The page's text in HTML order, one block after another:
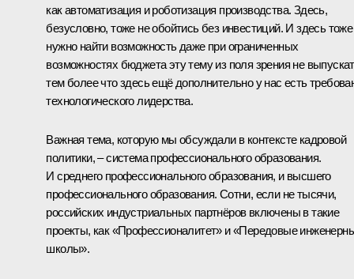
как автоматизация и роботизация производства. Здесь,
безусловно, тоже не обойтись без инвестиций. И здесь тоже
нужно найти возможность даже при ограниченных
возможностях бюджета эту тему из поля зрения не
тем более что здесь ещё дополнительно у нас есть
технологического лидерства.
Важная тема, которую мы обсуждали в контексте кадровой
политики, – система профессионального образования.
И среднего профессионального образования, и высшего
профессионального образования. Сотни, если не тысячи,
российских индустриальных партнёров включены в такие
проекты, как «Профессионалитет» и «Передовые
школы».